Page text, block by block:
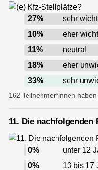
27%
sehr
10%
eher
11%
neutral
18%
eher
33% sehr
162 Teilnehmer*innen haben
11. Die
0%
unter 12
0%
13 bis 17